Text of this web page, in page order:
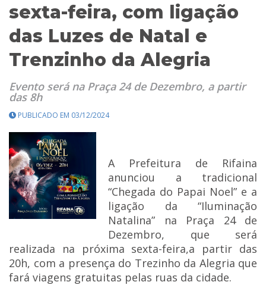
sexta-feira, com ligação
das Luzes de Natal e
Trenzinho da Alegria
Evento será na Praça 24 de Dezembro, a partir
das 8h
PUBLICADO EM 03/12/2024
A Prefeitura de Rifaina
anunciou a tradicional
“Chegada do Papai Noel” e a
ligação da “Iluminação
Natalina” na Praça 24 de
Dezembro, que será
realizada na próxima sexta-feira,a partir das
20h, com a presença do Trezinho da Alegria que
fará viagens gratuitas pelas ruas da cidade.